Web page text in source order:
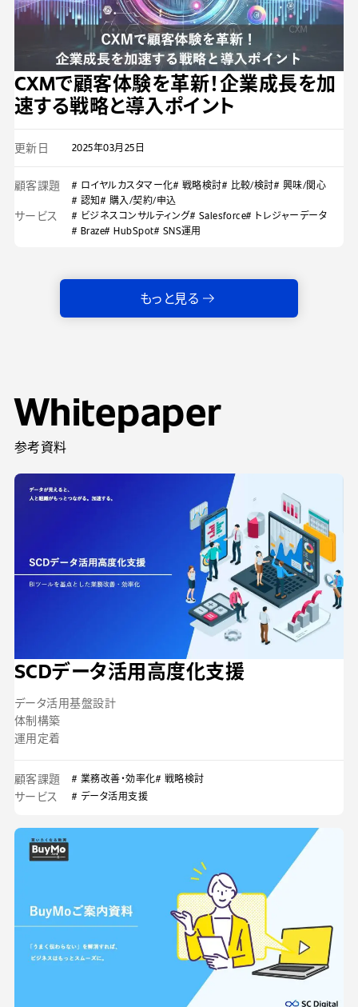
CXMで顧客体験を革新！企業成長を加
速する戦略と導入ポイント
更新日 2025年03月25日
顧客課題 # ロイヤルカスタマー化# 戦略検討# 比較/検討# 興味/関心
# 認知# 購入/契約/申込
サービス # ビジネスコンサルティング# Salesforce# トレジャーデータ
# Braze# HubSpot# SNS運用
もっと見る
Whitepaper
参考資料
SCDデータ活用高度化支援
データ活用基盤設計
体制構築
運用定着
顧客課題 # 業務改善・効率化# 戦略検討
サービス # データ活用支援